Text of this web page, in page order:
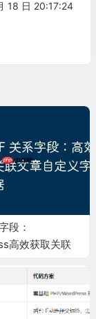
18 日 20:17:24
段：
高效获取关联